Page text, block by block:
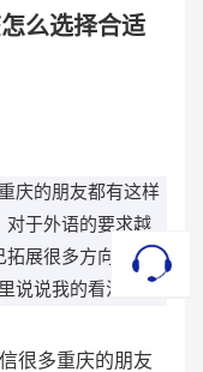
么选择合适
庆的朋友都有这样
对于外语的要求越
展很多方向，那
说说我的看法。
很多重庆的朋友